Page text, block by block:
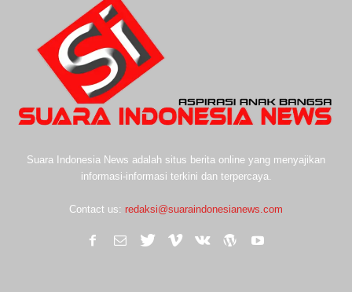
Suara Indonesia News adalah situs berita online yang menyajikan
informasi-informasi terkini dan terpercaya.
Contact us: redaksi@suaraindonesianews.com